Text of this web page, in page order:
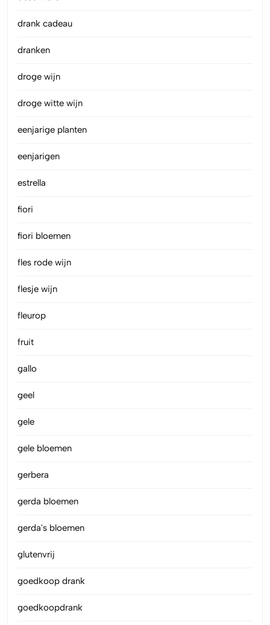
drank cadeau
dranken
droge wijn
droge witte wijn
eenjarige planten
eenjarigen
estrella
fiori
fiori bloemen
fles rode wijn
flesje wijn
fleurop
fruit
gallo
geel
gele
gele bloemen
gerbera
gerda bloemen
gerda's bloemen
glutenvrij
goedkoop drank
goedkoopdrank